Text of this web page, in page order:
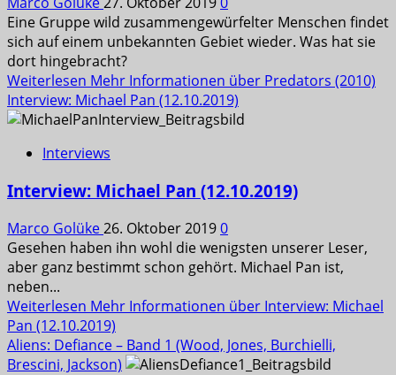
Eine Gruppe wild zusammengewürfelter Menschen findet
sich auf einem unbekannten Gebiet wieder. Was hat sie
dort hingebracht?
Weiterlesen Mehr Informationen über Predators (2010)
Interview: Michael Pan (12.10.2019)
Interviews
Interview: Michael Pan (12.10.2019)
Marco Golüke26. Oktober 20190
Gesehen haben ihn wohl die wenigsten unserer Leser,
aber ganz bestimmt schon gehört. Michael Pan ist,
neben...
Weiterlesen Mehr Informationen über Interview: Michael
Pan (12.10.2019)
Aliens: Defiance – Band 1 (Wood, Jones, Burchielli,
Brescini, Jackson)